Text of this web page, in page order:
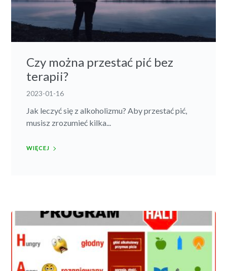
Czy można przestać pić bez
terapii?
2023-01-16
Jak leczyć się z alkoholizmu? Aby przestać pić,
musisz zrozumieć kilka...
WIĘCEJ